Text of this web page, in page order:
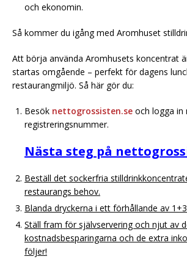
och ekonomin.
Så kommer du igång med Aromhuset
Att börja använda Aromhusets koncentrat
startas omgående – perfekt för dagens
restaurangmiljö. Så här gör du:
Besök nettogrossisten.se och logga in
registreringsnummer.
Nästa steg på
Beställ det sockerfria
restaurangs behov.
Blanda dryckerna i ett förhållande av
Ställ fram för självservering och njut av
kostnadsbesparingarna och de extra
följer!